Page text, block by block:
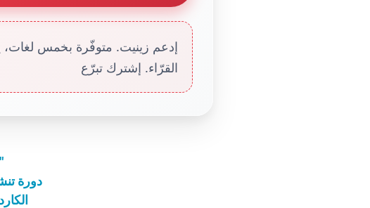
إدعم زينيت. متوفّرة بخمس لغات،
القرّاء. إشترك تبرّع
"الإعداد لسرّ الزواج في الكنيسة المارونية"
دورة